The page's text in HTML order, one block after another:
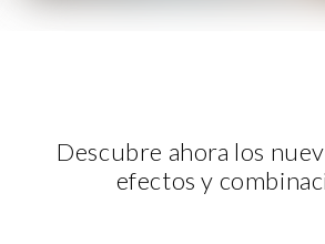
Descubre ahora los
efectos y